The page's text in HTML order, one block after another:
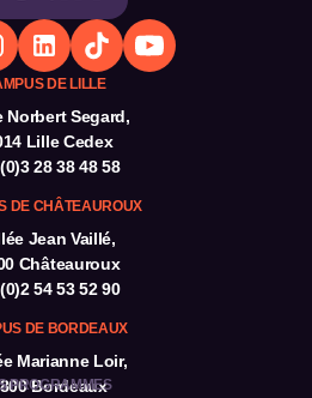
DE LILLE
Norbert Segard,
Lille Cedex
28 38 48 58
DE CHÂTEAUROUX
Jean Vaillé,
Châteauroux
54 53 52 90
DE BORDEAUX
Marianne Loir,
Bordeaux
PROGRAMMES